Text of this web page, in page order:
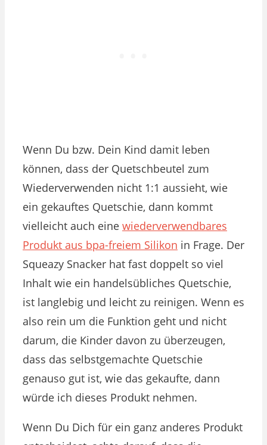
Wenn Du bzw. Dein Kind damit leben
können, dass der Quetschbeutel zum
Wiederverwenden nicht 1:1 aussieht, wie
ein gekauftes Quetschie, dann kommt
vielleicht auch eine wiederverwendbares
Produkt aus bpa-freiem Silikon in Frage. Der
Squeazy Snacker hat fast doppelt so viel
Inhalt wie ein handelsübliches Quetschie,
ist langlebig und leicht zu reinigen. Wenn es
also rein um die Funktion geht und nicht
darum, die Kinder davon zu überzeugen,
dass das selbstgemachte Quetschie
genauso gut ist, wie das gekaufte, dann
würde ich dieses Produkt nehmen.
Wenn Du Dich für ein ganz anderes Produkt